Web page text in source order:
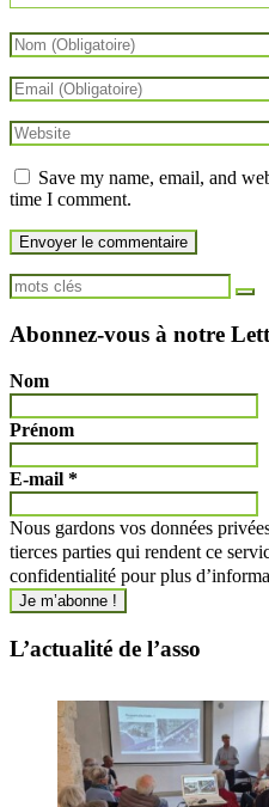
Save my name, email, and
time I comment.
Abonnez-vous à notre
Nom
Prénom
E-mail *
Nous gardons vos données
tierces parties qui rendent ce
confidentialité pour plus
L’actualité de l’asso